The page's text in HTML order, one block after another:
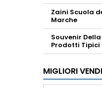
Zaini Scuola
Marche
Souvenir
Prodotti Tipici
MIGLIORI